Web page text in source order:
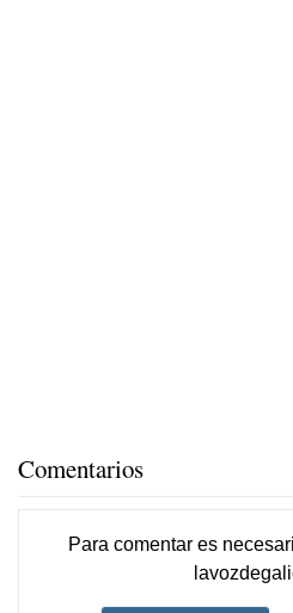
Comentarios
Para comentar es